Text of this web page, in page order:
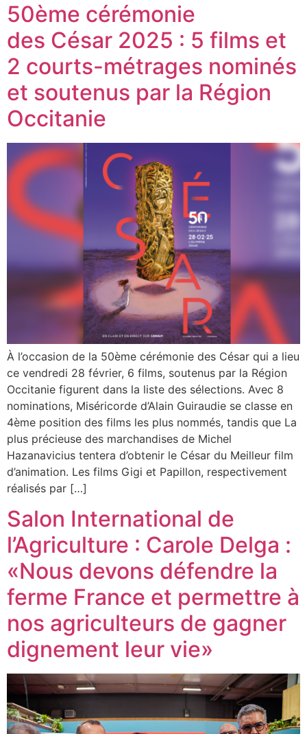
50ème cérémonie
des César 2025 : 5 films et
2 courts-métrages nominés
et soutenus par la Région
Occitanie
À l’occasion de la 50ème cérémonie des César qui a lieu
ce vendredi 28 février, 6 films, soutenus par la Région
Occitanie figurent dans la liste des sélections. Avec 8
nominations, Miséricorde d’Alain Guiraudie se classe en
4ème position des films les plus nommés, tandis que La
plus précieuse des marchandises de Michel
Hazanavicius tentera d’obtenir le César du Meilleur film
d’animation. Les films Gigi et Papillon, respectivement
réalisés par […]
Salon International de
l’Agriculture : Carole Delga :
«Nous devons défendre la
ferme France et permettre à
nos agriculteurs de gagner
dignement leur vie»